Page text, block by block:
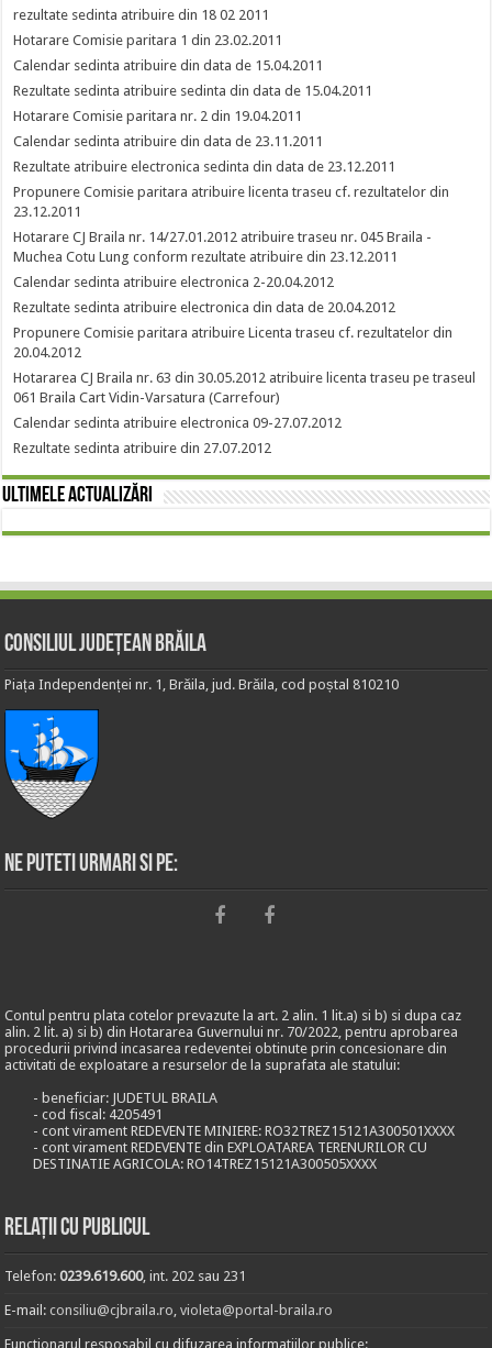
rezultate sedinta atribuire din 18 02 2011
Hotarare Comisie paritara 1 din 23.02.2011
Calendar sedinta atribuire din data de 15.04.2011
Rezultate sedinta atribuire sedinta din data de 15.04.2011
Hotarare Comisie paritara nr. 2 din 19.04.2011
Calendar sedinta atribuire din data de 23.11.2011
Rezultate atribuire electronica sedinta din data de 23.12.2011
Propunere Comisie paritara atribuire licenta traseu cf. rezultatelor din
23.12.2011
Hotarare CJ Braila nr. 14/27.01.2012 atribuire traseu nr. 045 Braila -
Muchea Cotu Lung conform rezultate atribuire din 23.12.2011
Calendar sedinta atribuire electronica 2-20.04.2012
Rezultate sedinta atribuire electronica din data de 20.04.2012
Propunere Comisie paritara atribuire Licenta traseu cf. rezultatelor din
20.04.2012
Hotararea CJ Braila nr. 63 din 30.05.2012 atribuire licenta traseu pe traseul
061 Braila Cart Vidin-Varsatura (Carrefour)
Calendar sedinta atribuire electronica 09-27.07.2012
Rezultate sedinta atribuire din 27.07.2012
Ultimele actualizări
Consiliul Județean Brăila
Piața Independenței nr. 1, Brăila, jud. Brăila, cod poștal 810210
Ne puteti urmari si pe:
Contul pentru plata cotelor prevazute la art. 2 alin. 1 lit.a) si b) si dupa caz
alin. 2 lit. a) si b) din Hotararea Guvernului nr. 70/2022, pentru aprobarea
procedurii privind incasarea redeventei obtinute prin concesionare din
activitati de exploatare a resurselor de la suprafata ale statului:
- beneficiar: JUDETUL BRAILA
- cod fiscal: 4205491
- cont virament REDEVENTE MINIERE: RO32TREZ15121A300501XXXX
- cont virament REDEVENTE din EXPLOATAREA TERENURILOR CU
DESTINATIE AGRICOLA: RO14TREZ15121A300505XXXX
Relații cu publicul
Telefon:0239.619.600, int. 202 sau 231
E-mail:consiliu@cjbraila.ro,violeta@portal-braila.ro
Functionarul resposabil cu difuzarea informatiilor publice: